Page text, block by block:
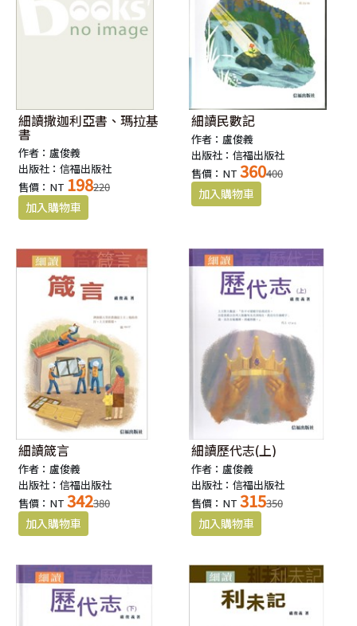
細讀撒迦利亞書、瑪拉基
書
作者：盧俊義
出版社：信福出版社
售價：NT 198220
細讀民數記
作者：盧俊義
出版社：信福出版社
售價：NT 360400
細讀箴言
作者：盧俊義
出版社：信福出版社
售價：NT 342380
細讀歷代志(上)
作者：盧俊義
出版社：信福出版社
售價：NT 315350